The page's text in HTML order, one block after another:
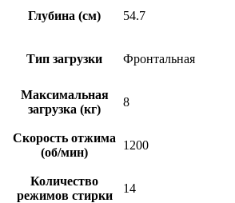
Глубина (см) 54.7
Тип загрузки Фронтальная
Максимальная
загрузка (кг)
8
Скорость отжима
(об/мин)
1200
Количество
режимов стирки
14